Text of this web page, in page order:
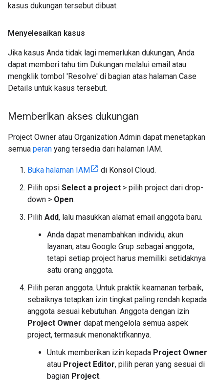
kasus dukungan tersebut dibuat.
Menyelesaikan kasus
Jika kasus Anda tidak lagi memerlukan dukungan, Anda
dapat memberi tahu tim Dukungan melalui email atau
mengklik tombol 'Resolve' di bagian atas halaman Case
Details untuk kasus tersebut.
Memberikan akses dukungan
Project Owner atau Organization Admin dapat menetapkan
semua peran yang tersedia dari halaman IAM.
Buka halaman IAM
di Konsol Cloud.
Pilih opsi Select a project > pilih project dari drop-
down > Open.
Pilih Add, lalu masukkan alamat email anggota baru.
Anda dapat menambahkan individu, akun
layanan, atau Google Grup sebagai anggota,
tetapi setiap project harus memiliki setidaknya
satu orang anggota.
Pilih peran anggota. Untuk praktik keamanan terbaik,
sebaiknya tetapkan izin tingkat paling rendah kepada
anggota sesuai kebutuhan. Anggota dengan izin
Project Owner dapat mengelola semua aspek
project, termasuk menonaktifkannya.
Untuk memberikan izin kepada Project Owner
atau Project Editor, pilih peran yang sesuai di
bagian Project.